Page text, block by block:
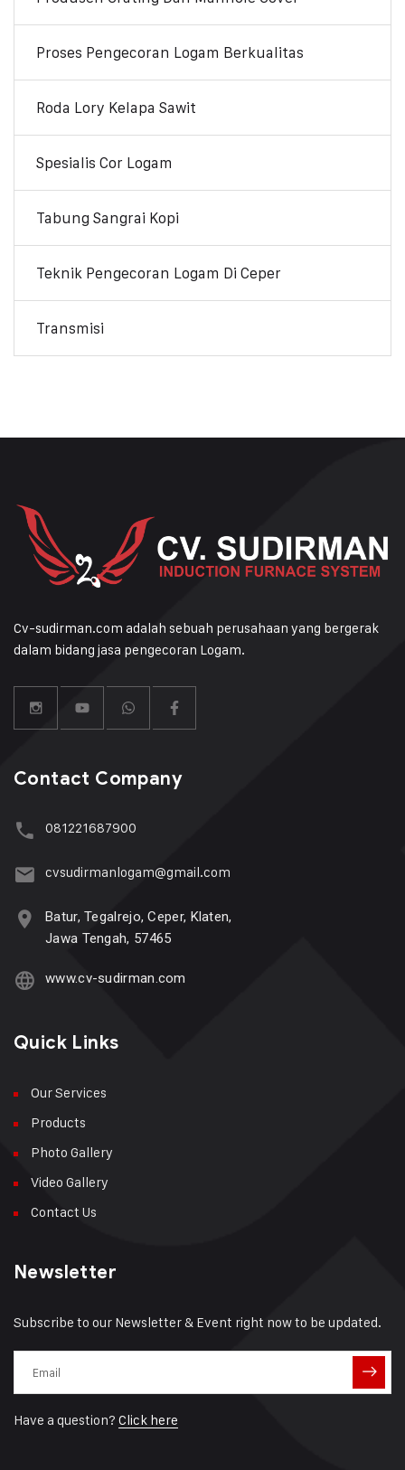
Proses Pengecoran Logam Berkualitas
Roda Lory Kelapa Sawit
Spesialis Cor Logam
Tabung Sangrai Kopi
Teknik Pengecoran Logam Di Ceper
Transmisi
Cv-sudirman.com adalah sebuah perusahaan yang bergerak
dalam bidang jasa pengecoran Logam.
Contact Company
081221687900
cvsudirmanlogam@gmail.com
Batur, Tegalrejo, Ceper, Klaten,
Jawa Tengah, 57465
www.cv-sudirman.com
Quick Links
Our Services
Products
Photo Gallery
Video Gallery
Contact Us
Newsletter
Subscribe to our Newsletter & Event right now to be updated.
Have a question? Click here